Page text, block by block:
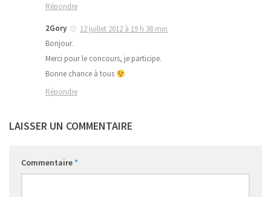
Répondre
2Gory
12 juillet 2012 à 19 h 38 min
Bonjour.
Merci pour le concours, je participe.
Bonne chance à tous
Répondre
LAISSER UN COMMENTAIRE
Commentaire*